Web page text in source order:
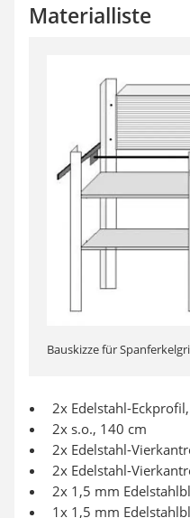
Materialliste
Bauskizze für
2x Edelstahl-
2x s.o., 140 cm
2x Edelstahl-
2x Edelstahl-
2x 1,5 mm
1x 1,5 mm